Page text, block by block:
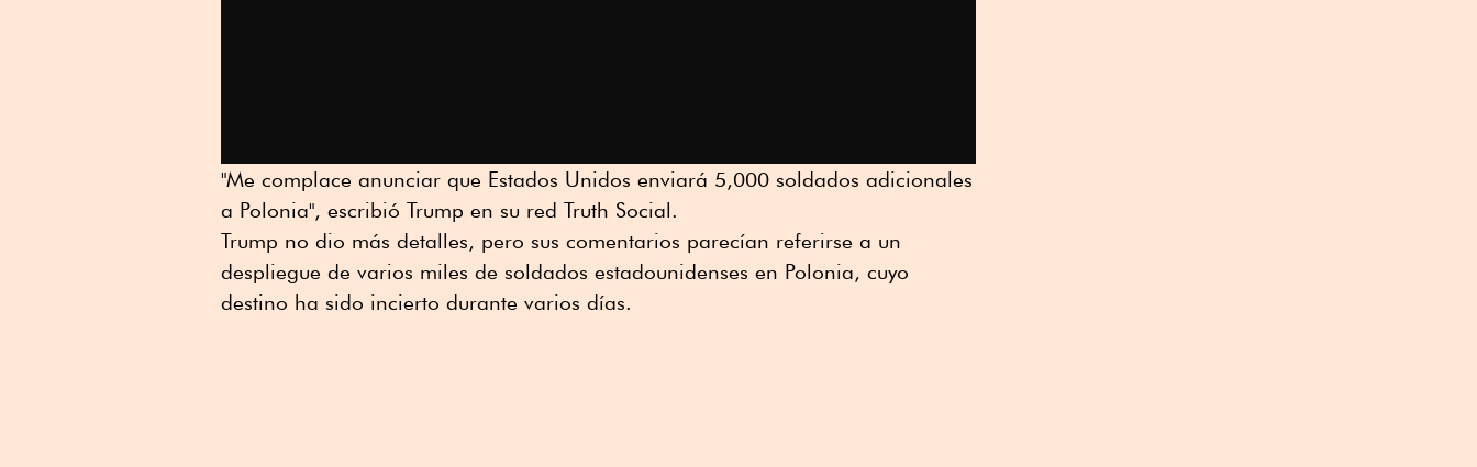
"Me complace anunciar que Estados Unidos enviará 5,000 soldados adicionales
a Polonia", escribió Trump en su red Truth Social.
Trump no dio más detalles, pero sus comentarios parecían referirse a un
despliegue de varios miles de soldados estadounidenses en Polonia, cuyo
destino ha sido incierto durante varios días.